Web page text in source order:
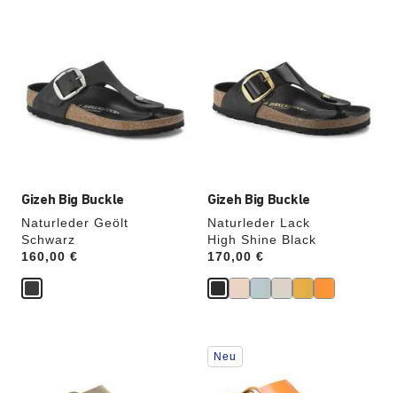
Gizeh Big Buckle
Naturleder Geölt
Schwarz
Price:
160,00 €
werden
die
Produktbilder
aktualisiert.
Gizeh Big Buckle
Naturleder Lack
High Shine Black
Price:
170,00 €
werden
die
Produktbilder
aktualisiert.
Durch
Anklicken
Neu